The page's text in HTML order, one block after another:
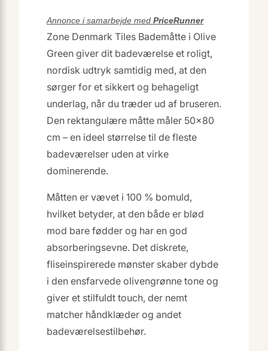
Annonce i samarbejde med PriceRunner
Zone Denmark Tiles Bademåtte i Olive
Green giver dit badeværelse et roligt,
nordisk udtryk samtidig med, at den
sørger for et sikkert og behageligt
underlag, når du træder ud af bruseren.
Den rektangulære måtte måler 50×80
cm – en ideel størrelse til de fleste
badeværelser uden at virke
dominerende.
Måtten er vævet i 100 % bomuld,
hvilket betyder, at den både er blød
mod bare fødder og har en god
absorberingsevne. Det diskrete,
fliseinspirerede mønster skaber dybde
i den ensfarvede olivengrønne tone og
giver et stilfuldt touch, der nemt
matcher håndklæder og andet
badeværelsestilbehør.